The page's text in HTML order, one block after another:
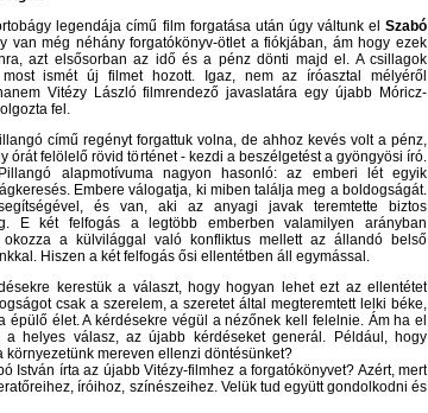
legendája című film forgatása után úgy váltunk el Szabó
van még néhány forgatókönyv-ötlet a fiókjában, ám hogy ezek
azt elsősorban az idő és a pénz dönti majd el. A csillagok
most ismét új filmet hozott. Igaz, nem az íróasztal mélyéről
Vitézy László filmrendező javaslatára egy újabb Móricz-
fel.
című regényt forgattuk volna, de ahhoz kevés volt a pénz,
órát felölelő rövid történet - kezdi a beszélgetést a gyöngyösi író.
alapmotívuma nagyon hasonló: az emberi lét egyik
Embere válogatja, ki miben találja meg a boldogságát.
és van, aki az anyagi javak teremtette biztos
E két felfogás a legtöbb emberben valamilyen arányban
a külvilággal való konfliktus mellett az állandó belső
Hiszen a két felfogás ősi ellentétben áll egymással.
kerestük a választ, hogy hogyan lehet ezt az ellentétet
csak a szerelem, a szeretet által megteremtett lelki béke,
épülő élet. A kérdésekre végül a nézőnek kell felelnie. Ám ha el
helyes válasz, az újabb kérdéseket generál. Például, hogy
környezetünk mereven ellenzi döntésünket?
István írta az újabb Vitézy-filmhez a forgatókönyvet? Azért, mert
íróihoz, színészeihez. Velük tud együtt gondolkodni és